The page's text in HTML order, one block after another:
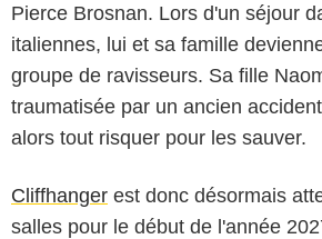
Pierce Brosnan. Lors d'un séjour
italiennes, lui et sa famille
groupe de ravisseurs. Sa fille
traumatisée par un ancien
alors tout risquer pour les sauver.
Cliffhanger est donc désormais
salles pour le début de l'année